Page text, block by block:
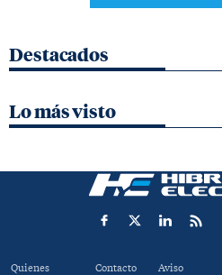
Destacados
Lo más visto
Quienes Contacto Aviso